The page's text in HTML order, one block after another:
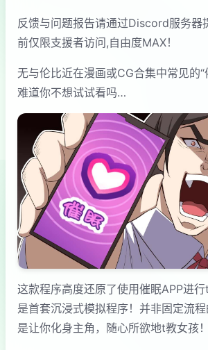
反馈与问题报告请通过Discord服务器
前仅限支援者访问,自由度MAX！
无与伦比近在漫画或CG合集中常见的“
难道你不想试试看吗…
这款程序高度还原了使用催眠APP进行
是首套沉浸式模拟程序！并非固定流
是让你化身主角，随心所欲地t教女孩！